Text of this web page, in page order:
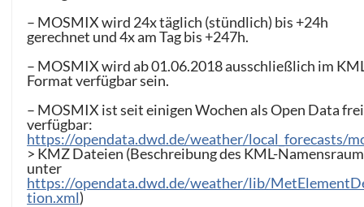
– MOSMIX wird 24x täglich (stündlich) bis +24h
gerechnet und 4x am Tag bis +247h.
– MOSMIX wird ab 01.06.2018 ausschließlich im
Format verfügbar sein.
– MOSMIX ist seit einigen Wochen als Open Data frei
verfügbar:
https://opendata.dwd.de/weather/local_forecasts/
> KMZ Dateien (Beschreibung des KML-
unter
https://opendata.dwd.de/weather/lib/
tion.xml)